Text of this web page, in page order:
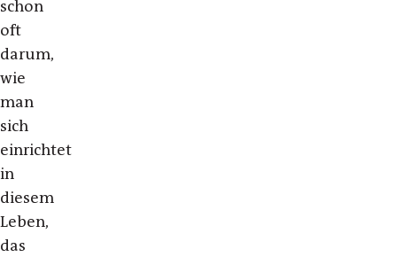
schon
oft
darum,
wie
man
sich
einrichtet
in
diesem
Leben,
das